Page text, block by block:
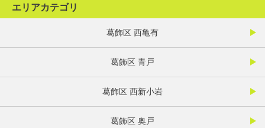
エリアカテゴリ
葛飾区 西亀有
葛飾区 青戸
葛飾区 西新小岩
葛飾区 奥戸